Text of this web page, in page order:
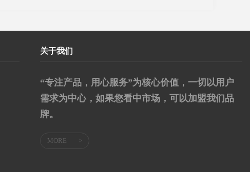
关于我们
“专注产品，用心服务”为核心价值，一切以用户
需求为中心，如果您看中市场，可以加盟我们品
牌。
MORE >